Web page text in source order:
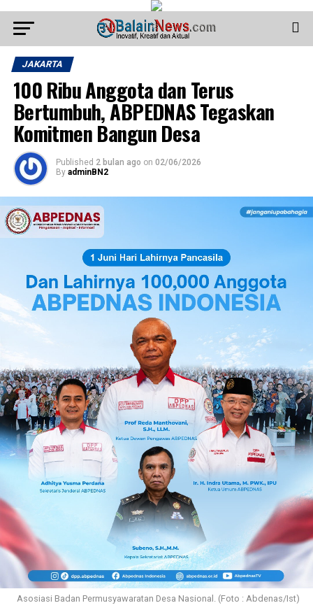
JAKARTA
100 Ribu Anggota dan Terus
Bertumbuh, ABPEDNAS Tegaskan
Komitmen Bangun Desa
Published 2 bulan ago on 02/06/2026
By adminBN2
Asosiasi Badan Permusyawaratan Desa Nasional. (Foto : Abdenas/Ist)